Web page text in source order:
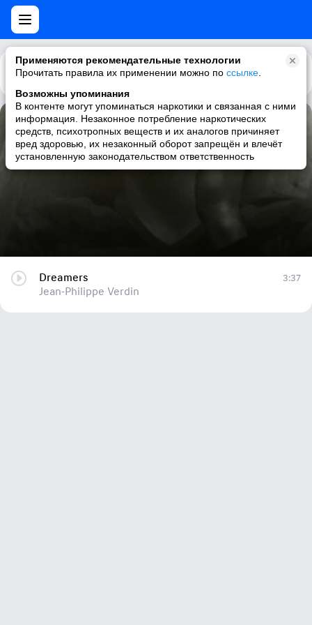
Применяются рекомендательные технологии
Прочитать правила их применении можно по ссылке
Возможны упоминания
В контенте могут упоминаться наркотики и связанная с ними
информация. Незаконное потребление наркотических
средств, психотропных веществ и их аналогов причиняет
вред здоровью, их незаконный оборот запрещён и влечёт
установленную законодательством ответственность
Каталог Рекомендации
Dreamers
Jean-Philippe Verdin
Dreamers
Jean-Philippe Verdin
3:37